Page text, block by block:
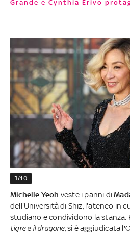
Grande e Cynthia Erivo
3/10
Michelle Yeoh veste i panni di
dell'Università di Shiz, l'ateneo in
studiano e condividono la stanza.
tigre e il dragone, si è aggiudicata